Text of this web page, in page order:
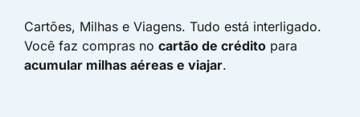
Cartões, Milhas e Viagens. Tudo está interligado.
Você faz compras no cartão de crédito para
acumular milhas aéreas e viajar.